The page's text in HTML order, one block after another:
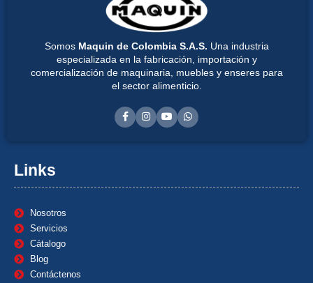
Somos Maquin de Colombia S.A.S. Una industria
especializada en la fabricación, importación y
comercialización de maquinaria, muebles y enseres para
el sector alimenticio.
Links
Nosotros
Servicios
Cátalogo
Blog
Contáctenos